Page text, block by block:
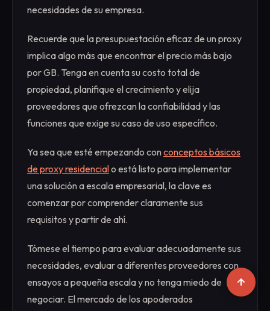
necesidades de su empresa.
Recuerde que la presupuestación eficaz de un proxy
implica algo más que encontrar el precio más bajo
por GB. Tenga en cuenta su costo total de
propiedad, planifique el crecimiento y elija
proveedores que ofrezcan la confiabilidad y las
funciones que exige su caso de uso específico.
Ya sea que esté empezando conconceptos básicos
de proxy residencialo está listo para implementar
una solución a escala empresarial, la clave es
comenzar por comprender claramente sus
requisitos y partir de ahí.
Tómese el tiempo para evaluar adecuadamente sus
necesidades, evaluar a diferentes proveedores con
ensayos a pequeña escala y no tenga miedo de
negociar. El mercado de los apoderados